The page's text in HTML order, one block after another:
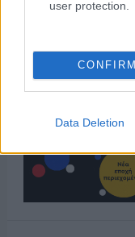
user protection.
CONFIRM
Data Deletion